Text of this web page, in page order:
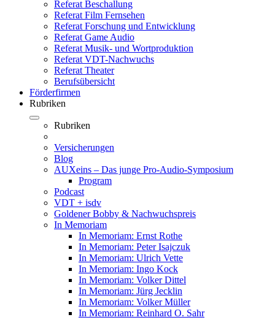
Referat Beschallung
Referat Film Fernsehen
Referat Forschung und Entwicklung
Referat Game Audio
Referat Musik- und Wortproduktion
Referat VDT-Nachwuchs
Referat Theater
Berufsübersicht
Förderfirmen
Rubriken
Rubriken
Versicherungen
Blog
AUXeins – Das junge Pro-Audio-Symposium
Program
Podcast
VDT + isdv
Goldener Bobby & Nachwuchspreis
In Memoriam
In Memoriam: Ernst Rothe
In Memoriam: Peter Isajczuk
In Memoriam: Ulrich Vette
In Memoriam: Ingo Kock
In Memoriam: Volker Dittel
In Memoriam: Jürg Jecklin
In Memoriam: Volker Müller
In Memoriam: Reinhard O. Sahr